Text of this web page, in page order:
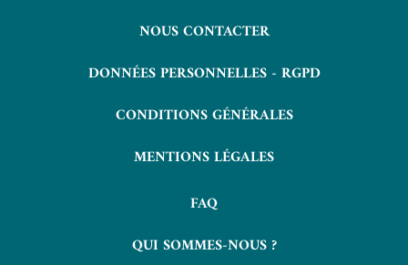
NOUS CONTACTER
DONNÉES PERSONNELLES - RGPD
CONDITIONS GÉNÉRALES
MENTIONS LÉGALES
FAQ
QUI SOMMES-NOUS ?